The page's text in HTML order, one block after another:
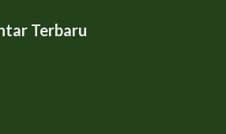
Terbaru